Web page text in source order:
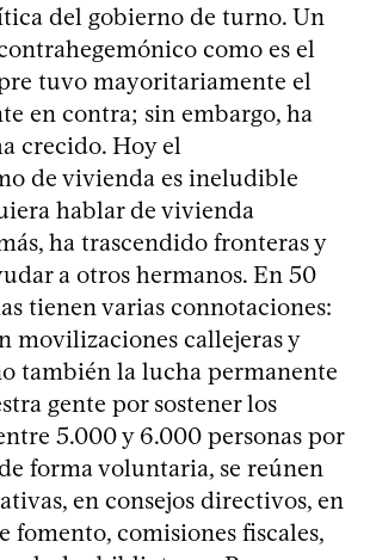
del gobierno de turno. Un
como es el
tuvo mayoritariamente el
en contra; sin embargo, ha
crecido. Hoy el
de vivienda es ineludible
hablar de vivienda
ha trascendido fronteras y
a otros hermanos. En 50
tienen varias connotaciones:
movilizaciones callejeras y
también la lucha permanente
gente por sostener los
5.000 y 6.000 personas por
forma voluntaria, se reúnen
en consejos directivos, en
fomento, comisiones fiscales,